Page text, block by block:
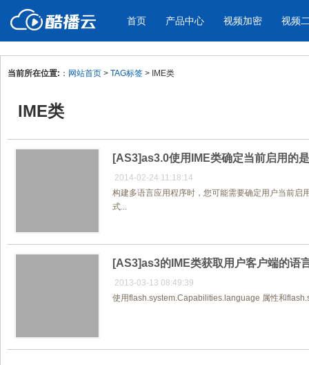
首页 产品中心
产品与新功能
教学课程全终端视频加密
防下载/防盗录/防录屏/防篡改
免费稳定无广
帮助企业视频
视频加密 视频
应用场景
色
内容
当前所在位置: ： 网站首页 > TAG标签 > IME类
IME类
[AS3]as3.0使用IME类确定当前启用的
2014-02-24 11:18:14
构建多语言应用程序时，您可能需要确定用户当前启
式...
[AS3]as3的IME类获取用户客户端的语
2013-03-13 08:49:39
使用flash.system.Capabilities.language 属性和